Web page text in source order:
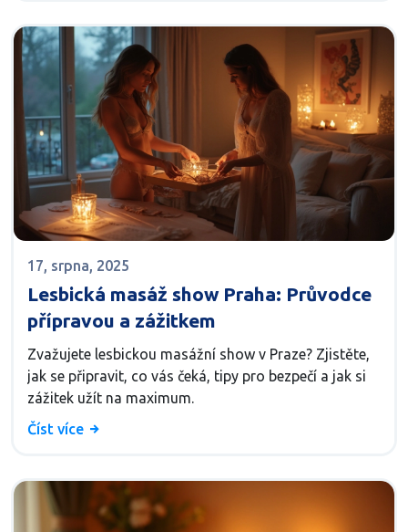
17, srpna, 2025
Lesbická masáž show Praha: Průvodce
přípravou a zážitkem
Zvažujete lesbickou masážní show v Praze? Zjistěte,
jak se připravit, co vás čeká, tipy pro bezpečí a jak si
zážitek užít na maximum.
Číst více